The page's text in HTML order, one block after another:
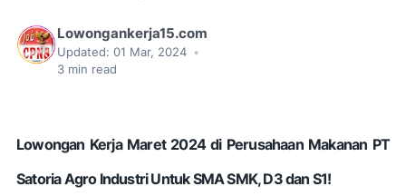
Lowongankerja15.com
Updated: 01 Mar, 2024 •
3 min read
Lowongan Kerja Maret 2024 di Perusahaan Makanan PT
Satoria Agro lndustri Untuk SMA SMK, D3 dan S1!